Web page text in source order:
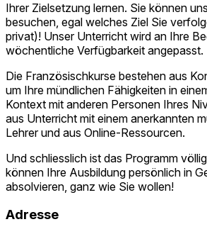
Ihrer Zielsetzung lernen. Sie können
besuchen, egal welches Ziel Sie
privat)! Unser Unterricht wird an Ihre
wöchentliche Verfügbarkeit angepasst.
Die Französischkurse bestehen aus
um Ihre mündlichen Fähigkeiten in
Kontext mit anderen Personen Ihres
aus Unterricht mit einem anerkannten
Lehrer und aus Online-Ressourcen.
Und schliesslich ist das Programm
können Ihre Ausbildung persönlich in
absolvieren, ganz wie Sie wollen!
Adresse